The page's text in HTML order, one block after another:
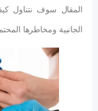
المقال سوف نتناول
الجانبية ومخاطرها